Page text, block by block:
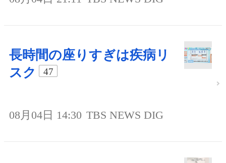
長時間の座りすぎは疾病リ
スク
47
08月04日 14:30 TBS NEWS DIG